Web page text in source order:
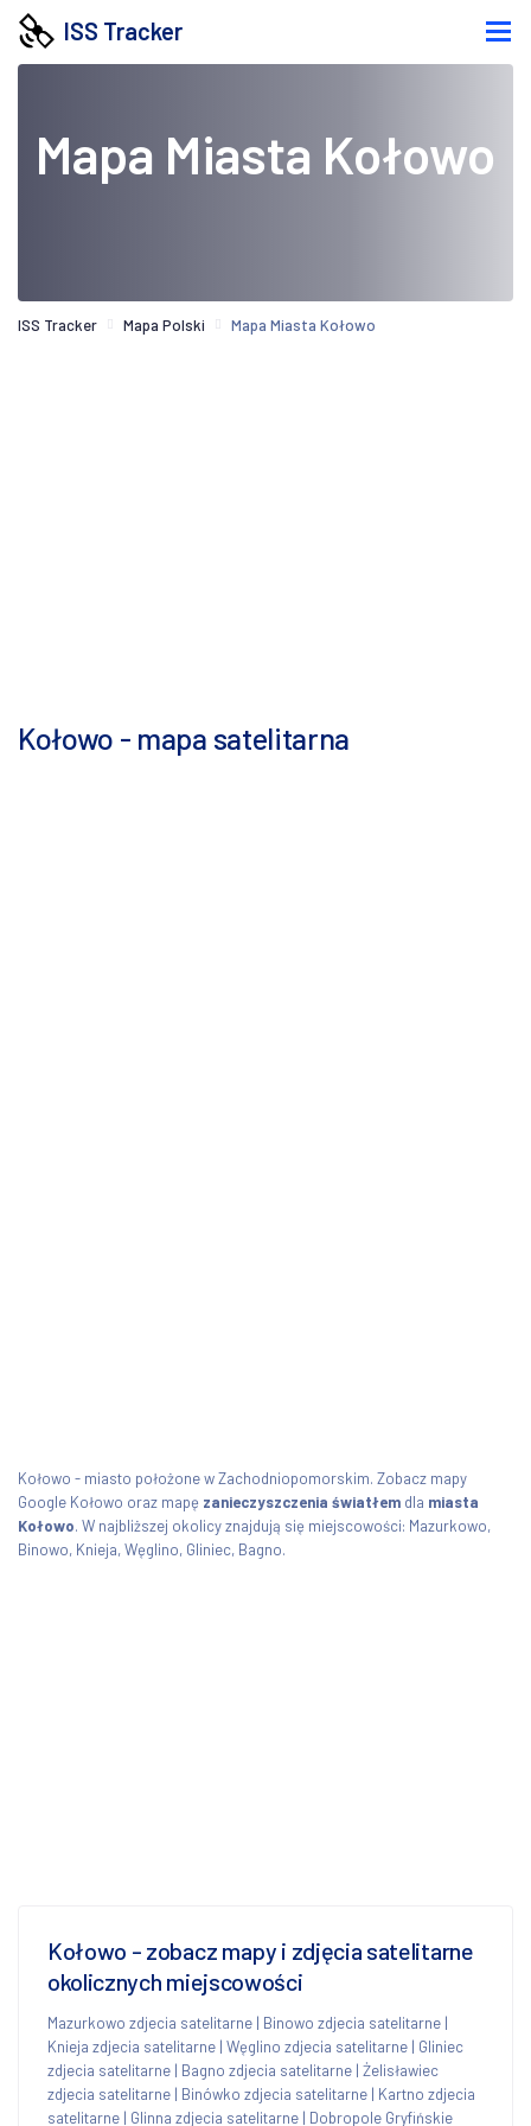
ISS Tracker
Mapa Miasta Kołowo
ISS Tracker Mapa Polski Mapa Miasta Kołowo
Kołowo - mapa satelitarna
Kołowo - miasto położone w Zachodniopomorskim. Zobacz mapy
Google Kołowo oraz mapę zanieczyszczenia światłem dla miasta
Kołowo. W najbliższej okolicy znajdują się miejscowości: Mazurkowo,
Binowo, Knieja, Węglino, Gliniec, Bagno.
Kołowo - zobacz mapy i zdjęcia satelitarne
okolicznych miejscowości
Mazurkowo zdjecia satelitarne | Binowo zdjecia satelitarne |
Knieja zdjecia satelitarne | Węglino zdjecia satelitarne | Gliniec
zdjecia satelitarne | Bagno zdjecia satelitarne | Żelisławiec
zdjecia satelitarne | Binówko zdjecia satelitarne | Kartno zdjecia
satelitarne | Glinna zdjecia satelitarne | Dobropole Gryfińskie